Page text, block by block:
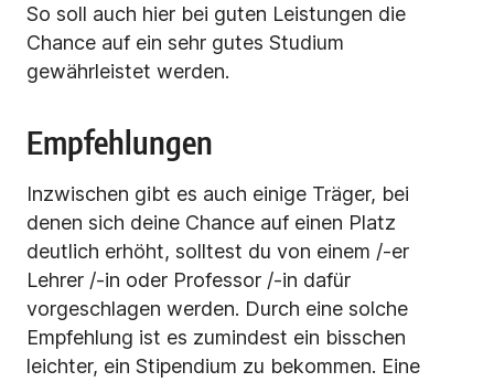
So soll auch hier bei guten Leistungen die
Chance auf ein sehr gutes Studium
gewährleistet werden.
Empfehlungen
Inzwischen gibt es auch einige Träger, bei
denen sich deine Chance auf einen Platz
deutlich erhöht, solltest du von einem /-er
Lehrer /-in oder Professor /-in dafür
vorgeschlagen werden. Durch eine solche
Empfehlung ist es zumindest ein bisschen
leichter, ein Stipendium zu bekommen. Eine